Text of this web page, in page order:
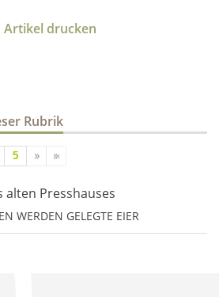
Artikel drucken
Rubrik
5
alten Presshauses
WERDEN GELEGTE EIER